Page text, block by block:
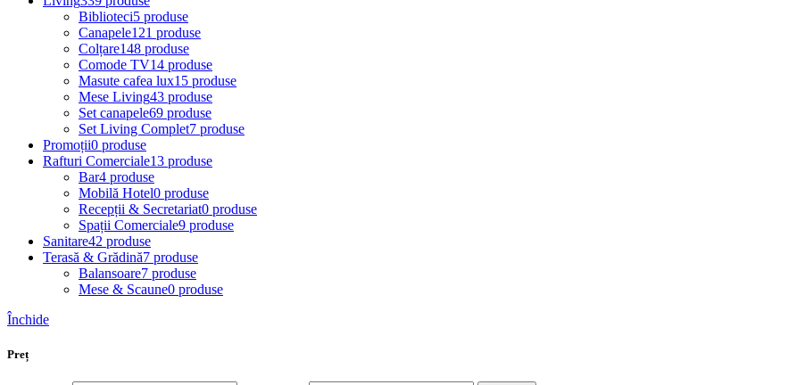
Biblioteci5 produse
Canapele121 produse
Colțare148 produse
Comode TV14 produse
Masute cafea lux15 produse
Mese Living43 produse
Set canapele69 produse
Set Living Complet7 produse
Promoții0 produse
Rafturi Comerciale13 produse
Bar4 produse
Mobilă Hotel0 produse
Recepții & Secretariat0 produse
Spații Comerciale9 produse
Sanitare42 produse
Terasă & Grădină7 produse
Balansoare7 produse
Mese & Scaune0 produse
Închide
Preț